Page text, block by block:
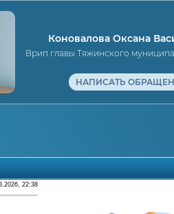
Коновалова Оксана
Врип главы Тяжинского
НАПИСАТЬ
22:38